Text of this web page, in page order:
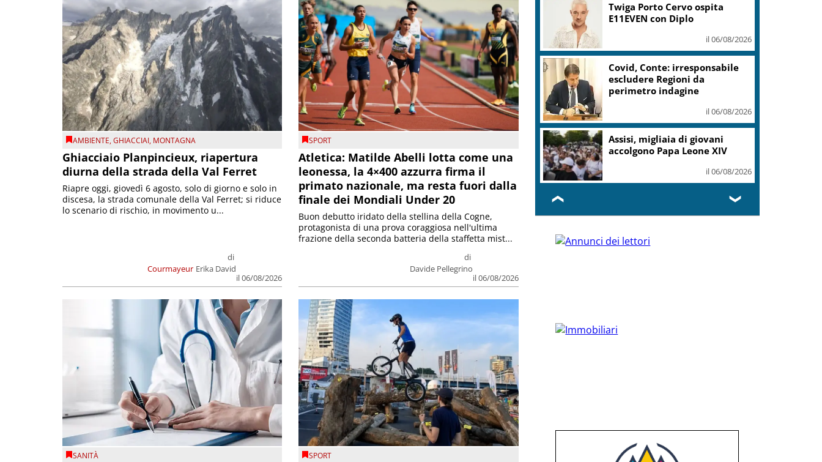
AMBIENTE,GHIACCIAI, MONTAGNA
Ghiacciaio Planpincieux, riapertura
diurna della strada della Val Ferret
Courmayeur
di
Erika David
il 06/08/2026
Riapre oggi, giovedì 6 agosto, solo di giorno e solo in
discesa, la strada comunale della Val Ferret; si riduce
lo scenario di rischio, in movimento u...
SPORT
Atletica: Matilde Abelli lotta come una
leonessa, la 4×400 azzurra firma il
primato nazionale, ma resta fuori dalla
finale dei Mondiali Under 20
di
Davide Pellegrino
il 06/08/2026
Buon debutto iridato della stellina della Cogne,
protagonista di una prova coraggiosa nell'ultima
frazione della seconda batteria della staffetta mist...
SANITÀ SPORT
Twiga Porto Cervo ospita
E11EVEN con Diplo
il 06/08/2026
Covid, Conte: irresponsabile
escludere Regioni da
perimetro indagine
il 06/08/2026
Assisi, migliaia di giovani
accolgono Papa Leone XIV
il 06/08/2026
❮ ❯